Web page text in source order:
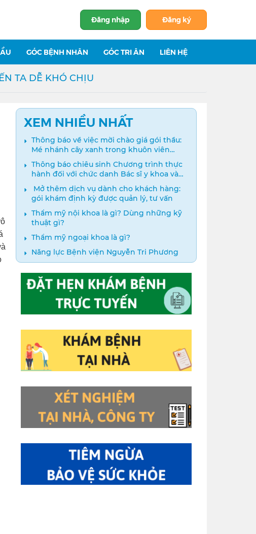
Đăng nhập Đăng ký
GÓC BỆNH NHÂN GÓC TRI ÂN LIÊN HỆ
TA DỄ KHÓ CHỊU
XEM NHIỀU NHẤT
Thông báo về việc mời chào giá gói thầu:
Mé nhánh cây xanh trong khuôn viên
bệnh viện
Thông báo chiêu sinh Chương trình thực
hành đối với chức danh Bác sĩ y khoa và
Điều dưỡng năm 2024
️ Mở thêm dịch vụ dành cho khách hàng:
gói khám định kỳ được quản lý, tư vấn
Thẩm mỹ nội khoa là gì? Dùng những kỹ
thuật gì?
Thẩm mỹ ngoại khoa là gì?
Năng lực Bệnh viện Nguyễn Tri Phương